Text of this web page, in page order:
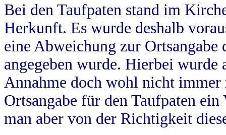
Bei den Taufpaten stand im
Herkunft. Es wurde deshalb
eine Abweichung zur
angegeben wurde. Hierbei wurde
Annahme doch wohl nicht
Ortsangabe für den Taufpaten
man aber von der Richtigkeit